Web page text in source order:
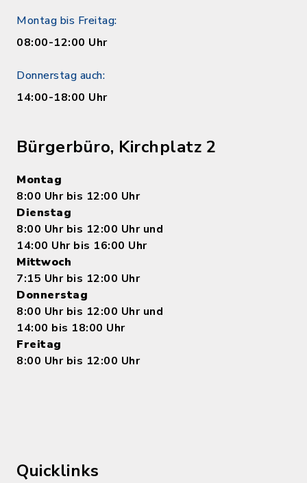
Montag bis Freitag:
08:00-12:00 Uhr
Donnerstag auch:
14:00-18:00 Uhr
Bürgerbüro, Kirchplatz 2
Montag
8:00 Uhr bis 12:00 Uhr
Dienstag
8:00 Uhr bis 12:00 Uhr und
14:00 Uhr bis 16:00 Uhr
Mittwoch
7:15 Uhr bis 12:00 Uhr
Donnerstag
8:00 Uhr bis 12:00 Uhr und
14:00 bis 18:00 Uhr
Freitag
8:00 Uhr bis 12:00 Uhr
Quicklinks